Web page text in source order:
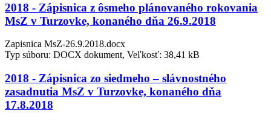
2018 - Zápisnica z ôsmeho plánovaného rokovania
MsZ v Turzovke, konaného dňa 26.9.2018
Zapisnica MsZ-26.9.2018.docx
Typ súboru: DOCX dokument, Veľkosť: 38,41 kB
2018 - Zápisnica zo siedmeho – slávnostného
zasadnutia MsZ v Turzovke, konaného dňa
17.8.2018